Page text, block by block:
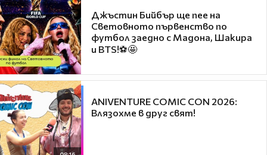
Джъстин Бийбър ще пее на
Световното първенство по
футбол заедно с Мадона, Шакира
и BTS!⚽🤩
ANIVENTURE COMIC CON 2026:
Влязохме в друг свят!